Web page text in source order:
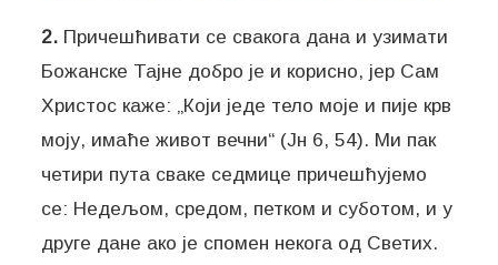
2. Причешћивати се свакога дана и узимати
Божанске Тајне добро је и корисно, јер Сам
Христос каже: „Који једе тело моје и пије крв
моју, имаће живот вечни“ (Јн 6, 54). Ми пак
четири пута сваке седмице причешћујемо
се: Недељом, средом, петком и суботом, и у
друге дане ако је спомен некога од Светих.